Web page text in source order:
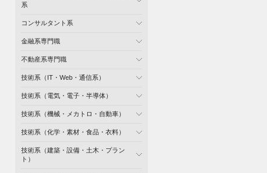
系
コンサルタント系
金融系専門職
不動産系専門職
技術系（IT・Web・通信系）
技術系（電気・電子・半導体）
技術系（機械・メカトロ・自動車）
技術系（化学・素材・食品・衣料）
技術系（建築・設備・土木・プラン
ト）